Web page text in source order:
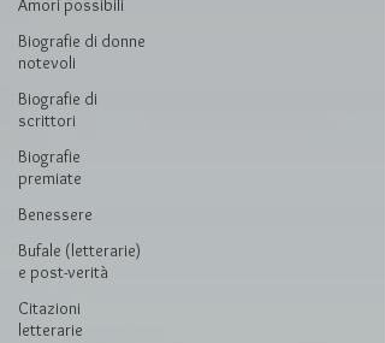
Amori possibili
Biografie di donne
notevoli
Biografie di
scrittori
Biografie
premiate
Benessere
Bufale (letterarie)
e post-verità
Citazioni
letterarie